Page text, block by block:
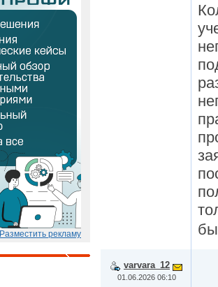
Разместить рекламу
varvara_12
01.06.2026 06:10